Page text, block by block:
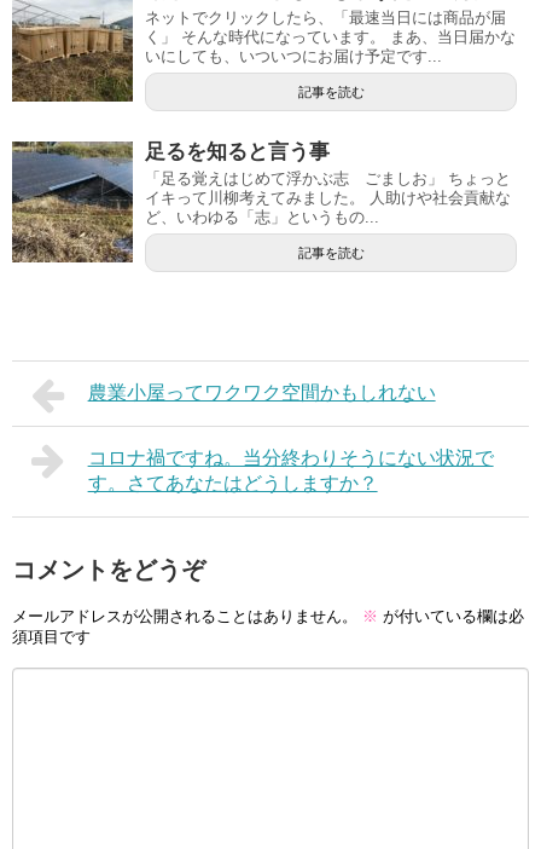
ネットでクリックしたら、「最速当日には商品が届
く」 そんな時代になっています。 まあ、当日届かな
いにしても、いついつにお届け予定です...
記事を読む
足るを知ると言う事
「足る覚えはじめて浮かぶ志 ごましお」 ちょっと
イキって川柳考えてみました。 人助けや社会貢献な
ど、いわゆる「志」というもの...
記事を読む
農業小屋ってワクワク空間かもしれない
コロナ禍ですね。当分終わりそうにない状況で
す。さてあなたはどうしますか？
コメントをどうぞ
メールアドレスが公開されることはありません。 ※ が付いている欄は必
須項目です